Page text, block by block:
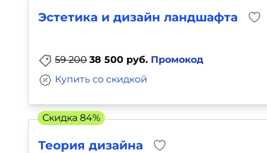
Эстетика и дизайн ландшафта
59 200 38 500 руб. Промокод
Купить со скидкой
Теория дизайна
Скидка 84%